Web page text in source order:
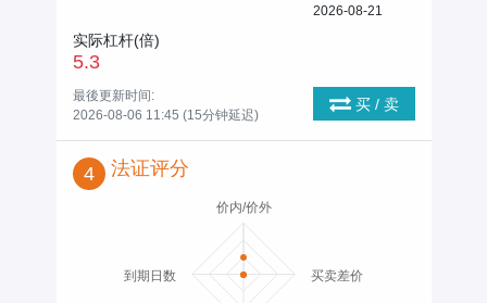
2026-08-21
实际杠杆(倍)
5.3
最後更新时间:
2026-08-06 11:45 (15分钟延迟)
买 / 卖
4 法证评分
价内/价外
买卖差价
到期日数